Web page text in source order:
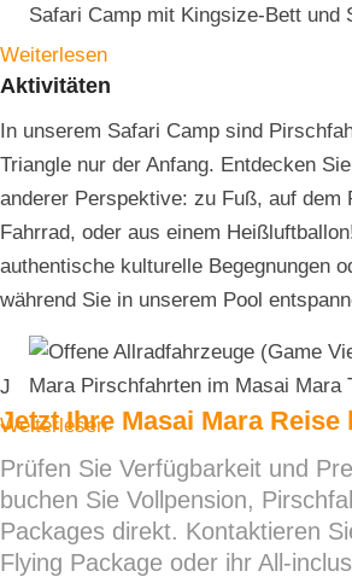
Weiterlesen
Aktivitäten
In unserem Safari Camp sind
Triangle nur der Anfang. Entdecken
anderer Perspektive: zu Fuß, auf dem
Fahrrad, oder aus einem
authentische kulturelle Begegnungen
während Sie in unserem Pool
Weiterlesen
J
Jetzt Ihre Masai Mara Reise
Prüfen Sie Verfügbarkeit und
buchen Sie Vollpension,
Packages direkt. Kontaktieren
Flying Package oder ihr All-